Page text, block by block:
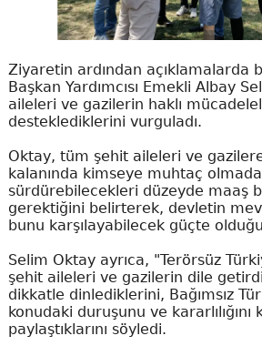
Ziyaretin ardından açıklamalarda
Başkan Yardımcısı Emekli Albay
aileleri ve gazilerin haklı
desteklediklerini vurguladı.
Oktay, tüm şehit aileleri ve
kalanında kimseye muhtaç
sürdürebilecekleri düzeyde maaş
gerektiğini belirterek, devletin
bunu karşılayabilecek güçte
Selim Oktay ayrıca, "Terörsüz
şehit aileleri ve gazilerin dile
dikkatle dinlediklerini, Bağımsız
konudaki duruşunu ve kararlılığını
paylaştıklarını söyledi.